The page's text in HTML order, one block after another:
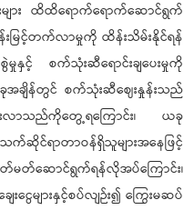
များ ထိထိရောက်ရောက်ဆောင်ရွက်
းမြင့်တက်လာမှုကို ထိန်းသိမ်းနိုင်ရန်
နှင့် စက်သုံးဆီရောင်းချပေးမှုကို
အချိန်တွင် စက်သုံးဆီဈေးနှုန်းသည်
ာသည်ကိုတွေ့ရကြောင်း၊ ယခု
ရာတာဝန်ရှိသူများအနေဖြင့်
မတ်ဆောင်ရွက်ရန်လိုအပ်ကြောင်း၊
းငွေများနှင့်စပ်လျဉ်း၍ ကြွေးမဆပ်